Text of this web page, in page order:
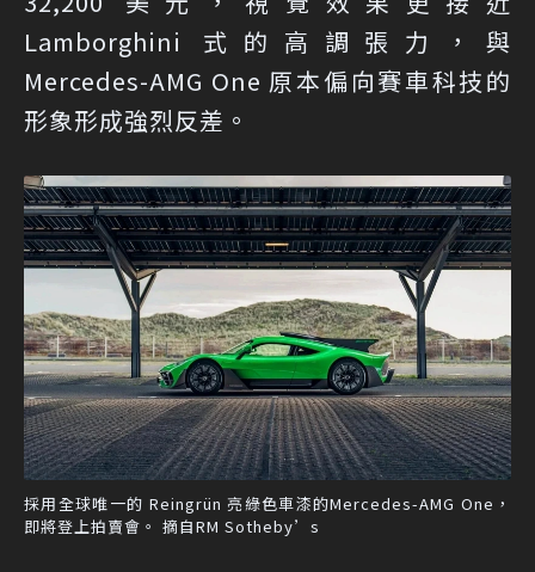
Lamborghini 式的高調張力，與
Mercedes-AMG One 原本偏向賽車科技的
形象形成強烈反差。
採用全球唯一的 Reingrün 亮綠色車漆的Mercedes-AMG One，
即將登上拍賣會。 摘自RM Sotheby’s